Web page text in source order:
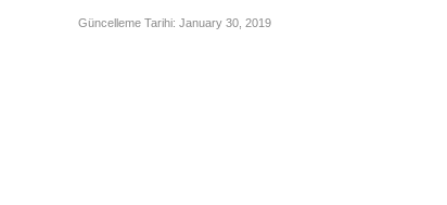
Güncelleme Tarihi: January 30, 2019